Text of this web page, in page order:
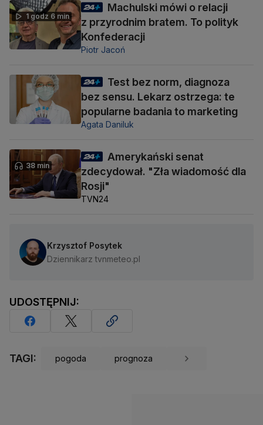
1 godz 6 min
Machulski mówi o relacji
z przyrodnim bratem. To polityk
Konfederacji
Piotr Jacoń
Test bez norm, diagnoza
bez sensu. Lekarz ostrzega: te
popularne badania to marketing
Agata Daniluk
38 min
Amerykański senat
zdecydował. "Zła wiadomość dla
Rosji"
TVN24
Krzysztof Posytek
Dziennikarz tvnmeteo.pl
UDOSTĘPNIJ:
TAGI: pogoda prognoza